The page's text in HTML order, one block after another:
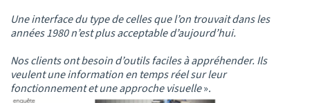
Une interface du type de celles que l’on trouvait dans les
années 1980 n’est plus acceptable d’aujourd’hui.
Nos clients ont besoin d’outils faciles à appréhender. Ils
veulent une information en temps réel sur leur
fonctionnement et une approche visuelle».